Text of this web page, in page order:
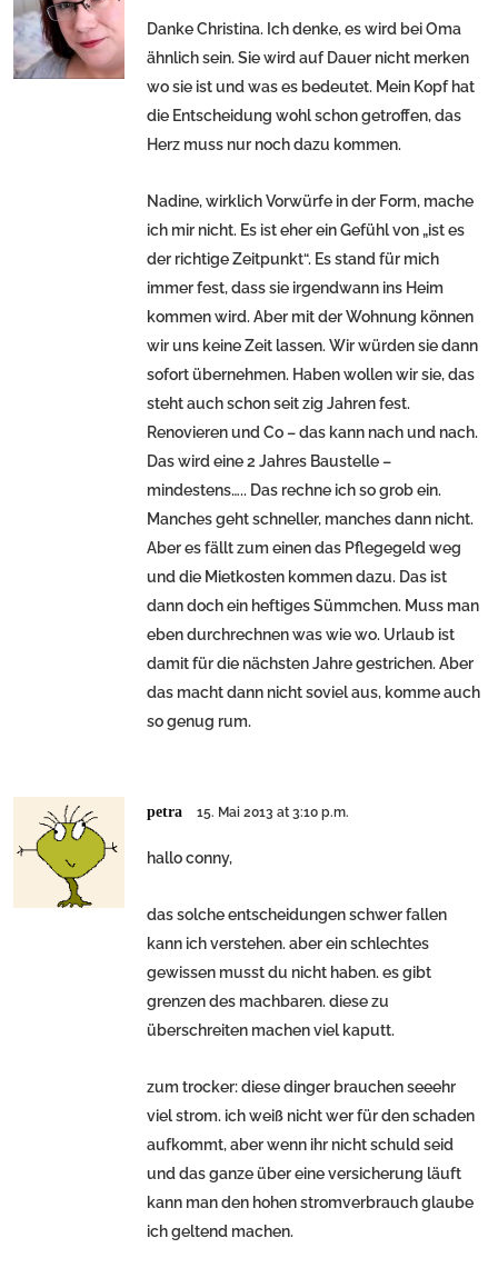
Danke Christina. Ich denke, es wird bei Oma
ähnlich sein. Sie wird auf Dauer nicht merken
wo sie ist und was es bedeutet. Mein Kopf hat
die Entscheidung wohl schon getroffen, das
Herz muss nur noch dazu kommen.
Nadine, wirklich Vorwürfe in der Form, mache
ich mir nicht. Es ist eher ein Gefühl von „ist es
der richtige Zeitpunkt“. Es stand für mich
immer fest, dass sie irgendwann ins Heim
kommen wird. Aber mit der Wohnung können
wir uns keine Zeit lassen. Wir würden sie dann
sofort übernehmen. Haben wollen wir sie, das
steht auch schon seit zig Jahren fest.
Renovieren und Co – das kann nach und nach.
Das wird eine 2 Jahres Baustelle –
mindestens….. Das rechne ich so grob ein.
Manches geht schneller, manches dann nicht.
Aber es fällt zum einen das Pflegegeld weg
und die Mietkosten kommen dazu. Das ist
dann doch ein heftiges Sümmchen. Muss man
eben durchrechnen was wie wo. Urlaub ist
damit für die nächsten Jahre gestrichen. Aber
das macht dann nicht soviel aus, komme auch
so genug rum.
petra 15. Mai 2013 at 3:10 p.m.
hallo conny,
das solche entscheidungen schwer fallen
kann ich verstehen. aber ein schlechtes
gewissen musst du nicht haben. es gibt
grenzen des machbaren. diese zu
überschreiten machen viel kaputt.
zum trocker: diese dinger brauchen seeehr
viel strom. ich weiß nicht wer für den schaden
aufkommt, aber wenn ihr nicht schuld seid
und das ganze über eine versicherung läuft
kann man den hohen stromverbrauch glaube
ich geltend machen.